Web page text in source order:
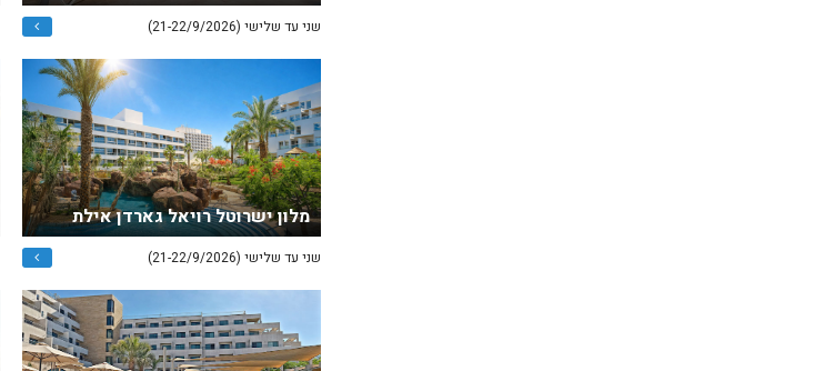
שני עד שלישי (21-22/9/2026)
מלון ישרוטל רויאל גארדן אילת
שני עד שלישי (21-22/9/2026)